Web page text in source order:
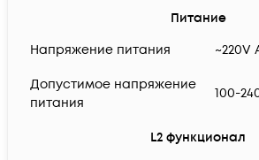
Питание
Напряжение питания
~220V
Допустимое напряжение
питания
100-
L2 функционал